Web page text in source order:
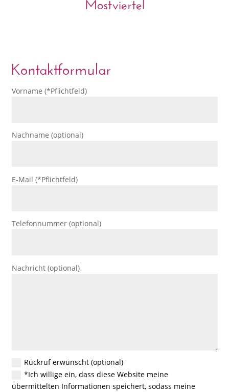
Kontaktformular
Vorname (*Pflichtfeld)
Nachname (optional)
E-Mail (*Pflichtfeld)
Telefonnummer (optional)
Nachricht (optional)
Rückruf erwünscht (optional)
*Ich willige ein, dass diese Website meine
übermittelten Informationen speichert, sodass meine